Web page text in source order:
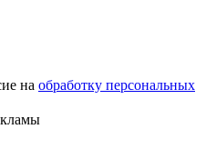
на обработку персональных